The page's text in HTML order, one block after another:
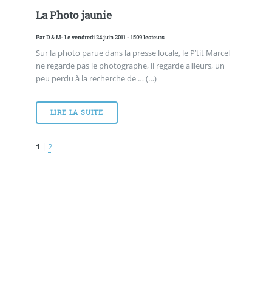
La Photo jaunie
ParD & M- Le vendredi 24 juin 2011 - 1509 lecteurs
Sur la photo parue dans la presse locale, le P’tit Marcel
ne regarde pas le photographe, il regarde ailleurs, un
peu perdu à la recherche de … (…)
LIRE LA SUITE
1 | 2